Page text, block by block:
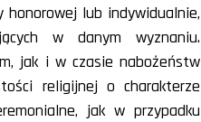
lub indywidualnie,
w danym wyznaniu.
jak i w czasie nabożeństw
religijnej o charakterze
jak w przypadku